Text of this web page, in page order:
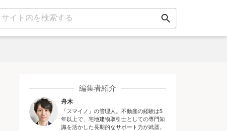
search
編集者紹介
舟木
「スマイノ」の管理人。不動産の経験は5
年以上で、宅地建物取引士としての専門知
識を活かした長期的なサポート力が武器。